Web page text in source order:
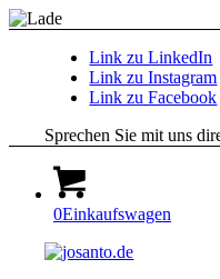
Link zu LinkedIn
Link zu Instagram
Link zu Facebook
Sprechen Sie mit uns
0Einkaufswagen